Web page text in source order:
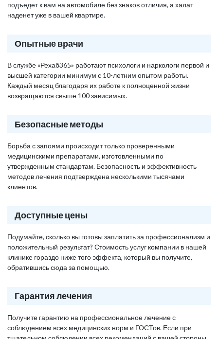
подъедет к вам на автомобиле без знаков отличия, а халат
наденет уже в вашей квартире.
Опытные врачи
В службе «Рехаб365» работают психологи и наркологи первой и
высшей категории минимум с 10-летним опытом работы.
Каждый месяц благодаря их работе к полноценной жизни
возвращаются свыше 100 зависимых.
Безопасные методы
Борьба с запоями происходит только проверенными
медицинскими препаратами, изготовленными по
утвержденным стандартам. Безопасность и эффективность
методов лечения подтверждена несколькими тысячами
клиентов.
Доступные цены
Подумайте, сколько вы готовы заплатить за профессионализм и
положительный результат? Стоимость услуг компании в нашей
клинике гораздо ниже того эффекта, который вы получите,
обратившись сюда за помощью.
Гарантия лечения
Получите гарантию на профессиональное лечение с
соблюдением всех медицинских норм и ГОСТов. Если при